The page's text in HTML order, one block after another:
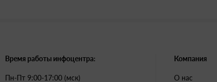
Время работы инфоцентра:
Пн-Пт 9:00-17:00 (мск)
Компания
О нас